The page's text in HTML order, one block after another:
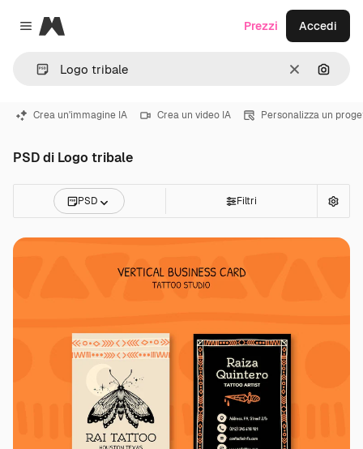
Close menu
Magnific
CancellaCerca
Prezzi Accedi
Crea un'immagine IA Crea un video IA Personalizza un
PSD di Logo tribale
PSD Filtri